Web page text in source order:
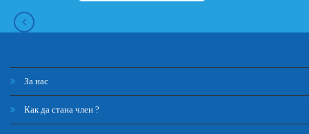
За нас
Как да стана член ?